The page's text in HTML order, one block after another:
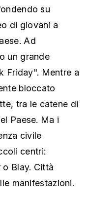
su
di giovani a
Ad
un grande
Friday". Mentre a
bloccato
tra le catene di
Paese. Ma i
civile
centri:
Blay. Città
manifestazioni.